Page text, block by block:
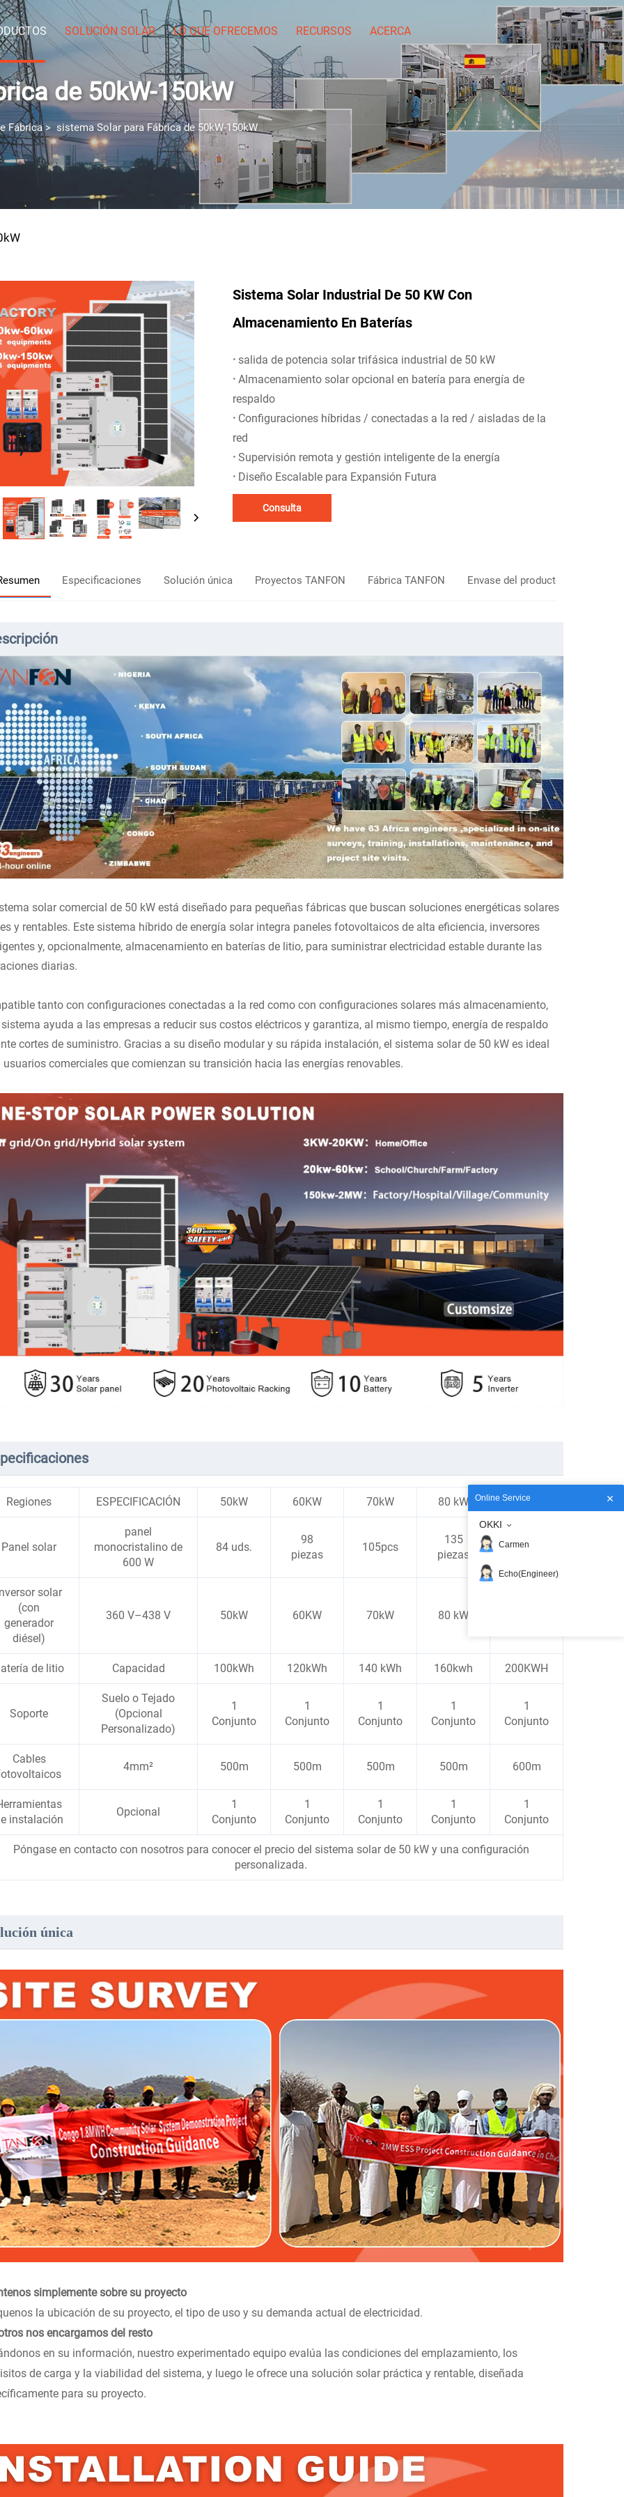
SOLUCIÓN SOLAR LO QUE OFRECEMOS RECURSOS ACERCA
ES
de 50kW-150kW
Fábrica> sistema Solar para Fábrica de 50kW-150kW
Sistema Solar Industrial De 50 KW Con
Almacenamiento En Baterías
· salida de potencia solar trifásica industrial de 50 kW
· Almacenamiento solar opcional en batería para energía de
respaldo
· Configuraciones híbridas / conectadas a la red / aisladas de la
red
· Supervisión remota y gestión inteligente de la energía
· Diseño Escalable para Expansión Futura
Consulta
Especificaciones Solución única Proyectos TANFON Fábrica TANFON Envase del producto
solar comercial de 50 kW está diseñado para pequeñas fábricas que buscan soluciones energéticas solares
y rentables. Este sistema híbrido de energía solar integra paneles fotovoltaicos de alta eficiencia, inversores
y, opcionalmente, almacenamiento en baterías de litio, para suministrar electricidad estable durante las
diarias.
tanto con configuraciones conectadas a la red como con configuraciones solares más almacenamiento,
ayuda a las empresas a reducir sus costos eléctricos y garantiza, al mismo tiempo, energía de respaldo
cortes de suministro. Gracias a su diseño modular y su rápida instalación, el sistema solar de 50 kW es ideal
usuarios comerciales que comienzan su transición hacia las energías renovables.
Regiones ESPECIFICACIÓN 50kW 60KW 70kW 80 kW 100 kW
Panel solar
panel
monocristalino de
600 W
84 uds.
98
piezas
105pcs
135
piezas
180
solar
(con
generador
diésel)
360 V–438 V 50kW 60KW 70kW 80 kW
de litio Capacidad 100kWh 120kWh 140 kWh 160kwh 200KWH
Soporte
Suelo o Tejado
(Opcional
Personalizado)
1
Conjunto
1
Conjunto
1
Conjunto
1
Conjunto
1
Conjunto
Cables
4mm² 500m 500m 500m 500m 600m
instalación
Opcional
1
Conjunto
1
Conjunto
1
Conjunto
1
Conjunto
1
Conjunto
Póngase en contacto con nosotros para conocer el precio del sistema solar de 50 kW y una configuración
personalizada.
única
simplemente sobre su proyecto
la ubicación de su proyecto, el tipo de uso y su demanda actual de electricidad.
nos encargamos del resto
en su información, nuestro experimentado equipo evalúa las condiciones del emplazamiento, los
de carga y la viabilidad del sistema, y luego le ofrece una solución solar práctica y rentable, diseñada
para su proyecto.
Online Service
OKKI
Carmen
Echo(Engineer)